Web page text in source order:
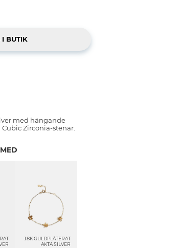
med hängande
Zirconia-stenar.
18K GULDPLÄTERAT
ÄKTA SILVER